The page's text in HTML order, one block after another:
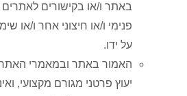
באתר ו/או בקישורים
פנימי ו/או חיצוני אחר ו/או
על ידו.
האמור באתר ובמאמרי
יעוץ פרטני מגורם מקצועי,